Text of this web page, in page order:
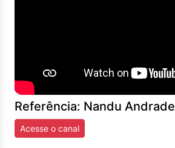
Referência: Nandu Andrade
Acesse o canal